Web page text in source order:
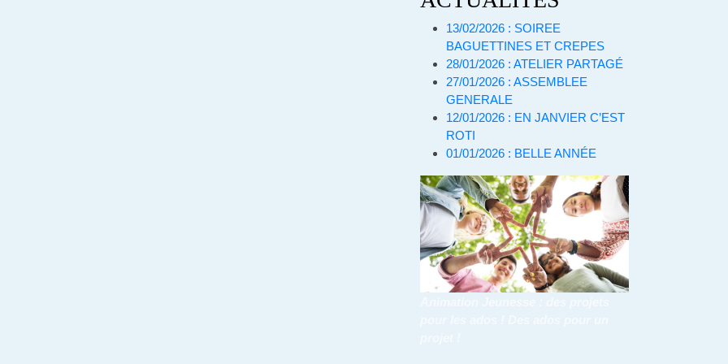
13/02/2026 : SOIREE
BAGUETTINES ET CREPES
28/01/2026 : ATELIER PARTAGÉ
27/01/2026 : ASSEMBLEE
GENERALE
12/01/2026 : EN JANVIER C’EST
ROTI
01/01/2026 : BELLE ANNÉE